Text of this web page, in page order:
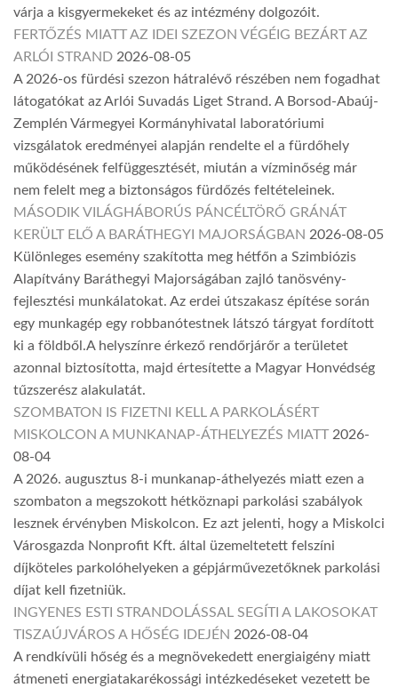
várja a kisgyermekeket és az intézmény dolgozóit.
FERTŐZÉS MIATT AZ IDEI SZEZON VÉGÉIG BEZÁRT AZ
ARLÓI STRAND 2026-08-05
A 2026-os fürdési szezon hátralévő részében nem fogadhat
látogatókat az Arlói Suvadás Liget Strand. A Borsod-Abaúj-
Zemplén Vármegyei Kormányhivatal laboratóriumi
vizsgálatok eredményei alapján rendelte el a fürdőhely
működésének felfüggesztését, miután a vízminőség már
nem felelt meg a biztonságos fürdőzés feltételeinek.
MÁSODIK VILÁGHÁBORÚS PÁNCÉLTÖRŐ GRÁNÁT
KERÜLT ELŐ A BARÁTHEGYI MAJORSÁGBAN 2026-08-05
Különleges esemény szakította meg hétfőn a Szimbiózis
Alapítvány Baráthegyi Majorságában zajló tanösvény-
fejlesztési munkálatokat. Az erdei útszakasz építése során
egy munkagép egy robbanótestnek látszó tárgyat fordított
ki a földből.A helyszínre érkező rendőrjárőr a területet
azonnal biztosította, majd értesítette a Magyar Honvédség
tűzszerész alakulatát.
SZOMBATON IS FIZETNI KELL A PARKOLÁSÉRT
MISKOLCON A MUNKANAP-ÁTHELYEZÉS MIATT 2026-
08-04
A 2026. augusztus 8-i munkanap-áthelyezés miatt ezen a
szombaton a megszokott hétköznapi parkolási szabályok
lesznek érvényben Miskolcon. Ez azt jelenti, hogy a Miskolci
Városgazda Nonprofit Kft. által üzemeltetett felszíni
díjköteles parkolóhelyeken a gépjárművezetőknek parkolási
díjat kell fizetniük.
INGYENES ESTI STRANDOLÁSSAL SEGÍTI A LAKOSOKAT
TISZAÚJVÁROS A HŐSÉG IDEJÉN 2026-08-04
A rendkívüli hőség és a megnövekedett energiaigény miatt
átmeneti energiatakarékossági intézkedéseket vezetett be